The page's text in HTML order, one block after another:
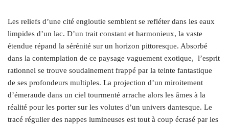
Les reliefs d’une cité engloutie semblent se refléter dans les eaux
limpides d’un lac. D’un trait constant et harmonieux, la vaste
étendue répand la sérénité sur un horizon pittoresque. Absorbé
dans la contemplation de ce paysage vaguement exotique, l’esprit
rationnel se trouve soudainement frappé par la teinte fantastique
de ses profondeurs multiples. La projection d’un miroitement
d’émeraude dans un ciel tourmenté arrache alors les âmes à la
réalité pour les porter sur les volutes d’un univers dantesque. Le
tracé régulier des nappes lumineuses est tout à coup écrasé par les